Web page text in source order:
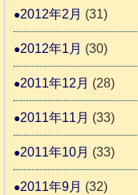
2012年2月 (31)
2012年1月 (30)
2011年12月 (28)
2011年11月 (33)
2011年10月 (33)
2011年9月 (32)